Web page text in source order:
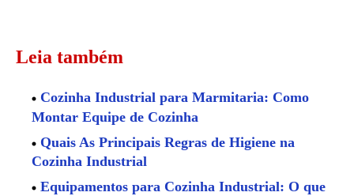
Leia também
Cozinha Industrial para Marmitaria: Como
Montar Equipe de Cozinha
Quais As Principais Regras de Higiene na
Cozinha Industrial
Equipamentos para Cozinha Industrial: O que